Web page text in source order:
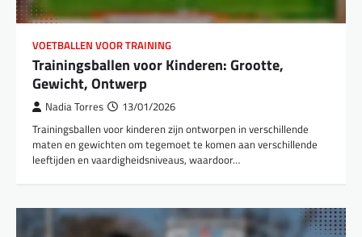
VOETBALLEN VOOR TRAINING
Trainingsballen voor Kinderen: Grootte,
Gewicht, Ontwerp
Nadia Torres 13/01/2026
Trainingsballen voor kinderen zijn ontworpen in verschillende
maten en gewichten om tegemoet te komen aan verschillende
leeftijden en vaardigheidsniveaus, waardoor…